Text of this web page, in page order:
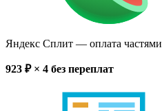
Яндекс Сплит — оплата частями
923 ₽ × 4 без переплат